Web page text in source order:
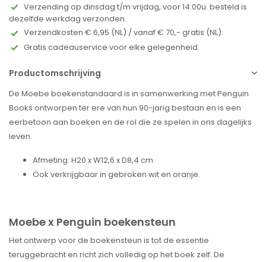
Verzending op dinsdag t/m vrijdag, voor 14:00u. besteld is
dezelfde werkdag verzonden.
Verzendkosten € 6,95 (NL) / vanaf € 70,- gratis (NL).
Gratis cadeauservice voor elke gelegenheid.
Productomschrijving
De Moebe boekenstandaard is in samenwerking met Penguin
Books ontworpen ter ere van hun 90-jarig bestaan ​​en is een
eerbetoon aan boeken en de rol die ze spelen in ons dagelijks
leven.
Afmeting: H20 x W12,6 x D8,4 cm
Ook verkrijgbaar in gebroken wit en oranje.
Moebe x Penguin boekensteun
Het ontwerp voor de boekensteun is tot de essentie
teruggebracht en richt zich volledig op het boek zelf. De